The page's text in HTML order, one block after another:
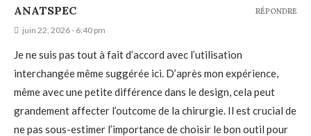
ANATSPEC
juin 22, 2026 - 6:40 pm
Je ne suis pas tout à fait d’accord avec l’utilisation
interchangée même suggérée ici. D’après mon expérience,
même avec une petite différence dans le design, cela peut
grandement affecter l’outcome de la chirurgie. Il est crucial de
ne pas sous-estimer l’importance de choisir le bon outil pour
RÉPONDRE